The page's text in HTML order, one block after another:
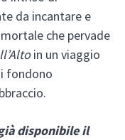
da incantare e
che pervade
in un viaggio
fondono
disponibile il